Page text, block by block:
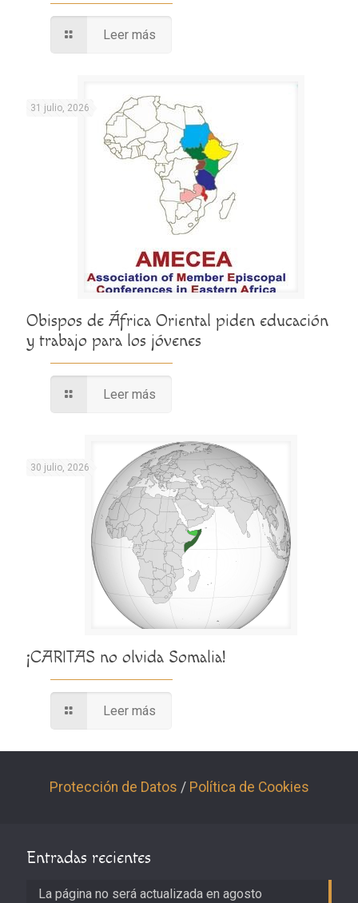
Leer más
31 julio, 2026
Obispos de África Oriental piden educación
y trabajo para los jóvenes
Leer más
30 julio, 2026
¡CARITAS no olvida Somalia!
Leer más
Protección de Datos / Política de Cookies
Entradas recientes
La página no será actualizada en agosto